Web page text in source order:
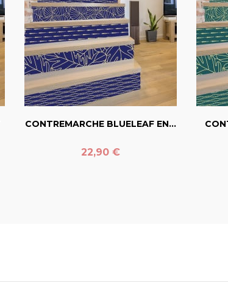
favorite_border
CONTREMARCHE BLUELEAF EN...
Prix
22,90 €